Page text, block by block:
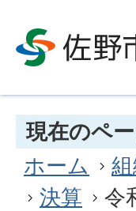
現在のペ
ホーム
決算
令